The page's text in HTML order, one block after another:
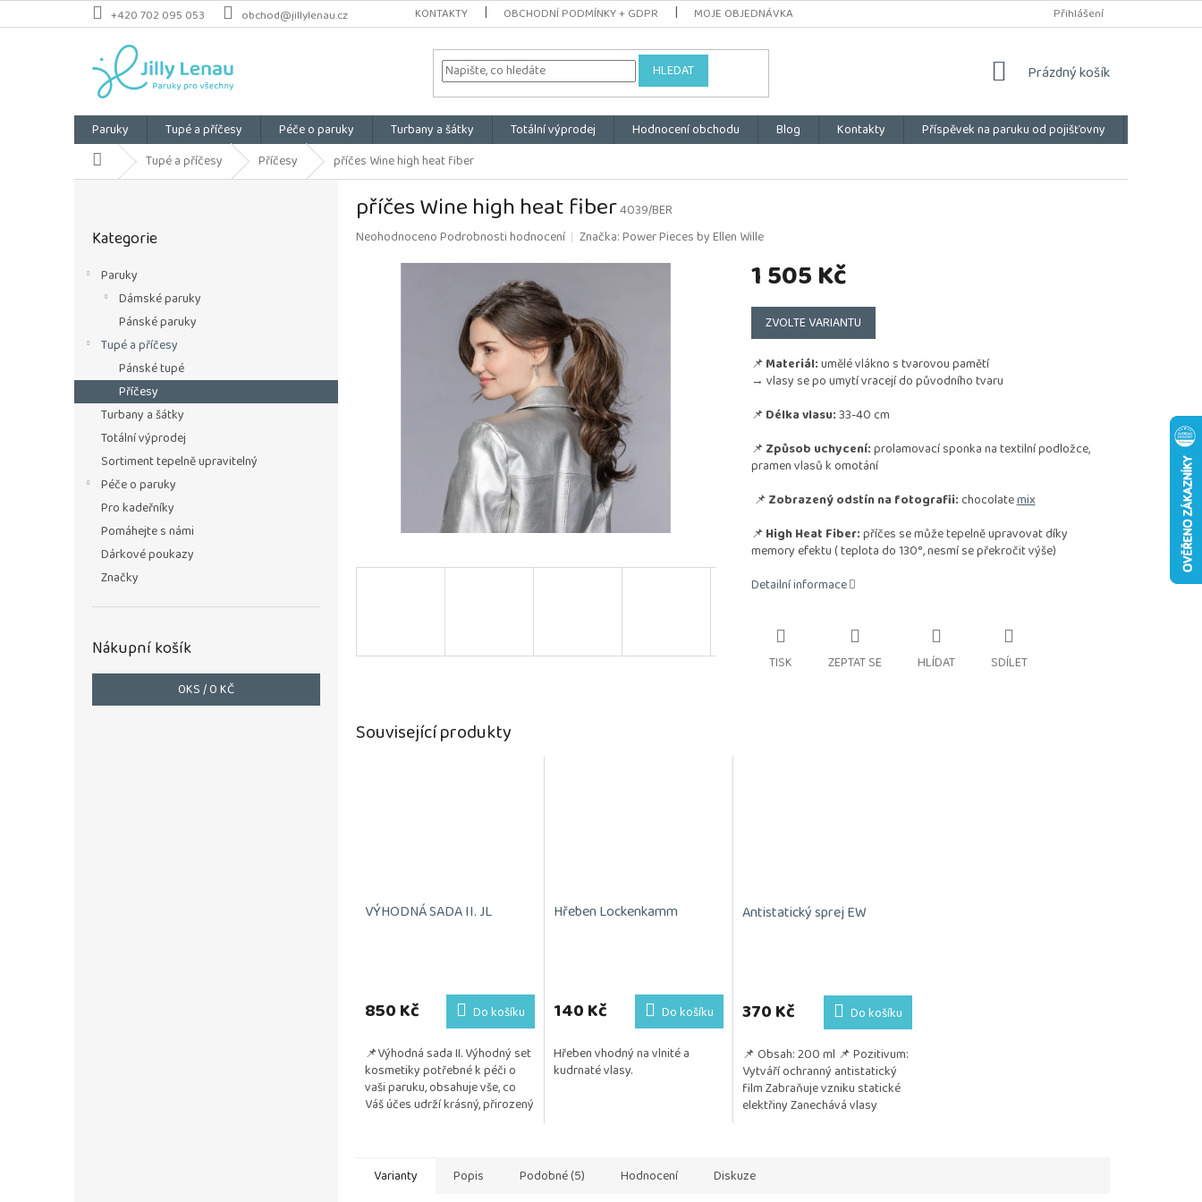
Přejít
na
+420 702 095 053 obchod@jillylenau.cz KONTAKTY OBCHODNÍ PODMÍNKY + GDPR MOJE OBJEDNÁVKA Přihlášení
HLEDAT
NÁKUPNÍ
Prázdný košík
Paruky Tupé a příčesy Péče o paruky Turbany a šátky Totální výprodej Hodnocení obchodu Blog Kontakty Příspěvek na paruku od pojišťovny
Domů Tupé a příčesy Příčesy příčes Wine high heat fiber
P
a
n
kategorie
Kategorie
Paruky
Dámské paruky
Pánské paruky
Tupé a příčesy
Pánské tupé
Příčesy
Turbany a šátky
Totální výprodej
Sortiment tepelně upravitelný
Péče o paruky
Pro kadeřníky
Pomáhejte s námi
Dárkové poukazy
Značky
Nákupní košík
0KS /0 KČ
příčes Wine high heat fiber4039/BER
Průměrné
NeohodnocenoPodrobnosti hodnocení Značka:Power Pieces by Ellen Wille
1 505 Kč
Měrná
cena:
ZVOLTE VARIANTU
📌Materiál:umělé vlákno s tvarovou pamětí
→ vlasy se po umytí vracejí do původního tvaru
📌Délka vlasu:33-40 cm
📌Způsob uchycení:prolamovací sponka na textilní podložce,
pramen vlasů k omotání
📌Zobrazený odstín na fotografii: chocolatemix
📌High Heat Fiber:příčes se může tepelně upravovat díky
memory efektu( teplota do 130°, nesmí se překročit výše)
Detailní informace
TISK ZEPTAT SE HLÍDAT SDÍLET
Související produkty
VÝHODNÁ SADA II. JL
850 Kč Do košíku
📌Výhodná sada II. Výhodný set
kosmetiky potřebné k péči o
vaši paruku, obsahuje vše, co
Váš účes udrží krásný, přirozený
Hřeben Lockenkamm
140 Kč Do košíku
Hřeben vhodný na vlnité a
kudrnaté vlasy.
Antistatický sprej EW
370 Kč Do košíku
📌 Obsah: 200 ml 📌 Pozitivum:
Vytváří ochranný antistatický
film Zabraňuje vzniku statické
elektřiny Zanechává vlasy
Varianty
Popis Podobné (5) Hodnocení Diskuze